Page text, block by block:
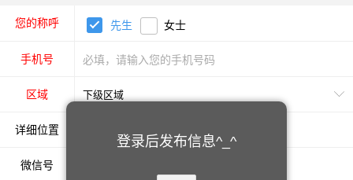
登录后发布信息^_^
您的称呼 先生 女士
手机号
区域
详细位置
微信号